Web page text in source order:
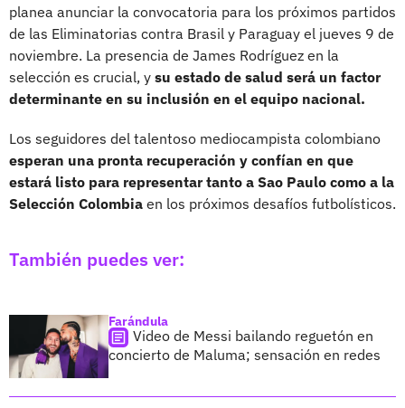
planea anunciar la convocatoria para los próximos partidos
de las Eliminatorias contra Brasil y Paraguay el jueves 9 de
noviembre. La presencia de James Rodríguez en la
selección es crucial, y su estado de salud será un factor
determinante en su inclusión en el equipo nacional.
Los seguidores del talentoso mediocampista colombiano
esperan una pronta recuperación y confían en que
estará listo para representar tanto a Sao Paulo como a la
Selección Colombia en los próximos desafíos futbolísticos.
También puedes ver:
Farándula
Video de Messi bailando reguetón en
concierto de Maluma; sensación en redes